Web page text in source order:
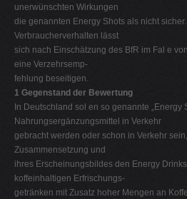
unerwünschten Wirkungen
die genannten Energy Shots als nicht
Verbraucherverhalten lässt
sich nach Einschätzung des BfR im Fal e
eine Verzehrsemp-
fehlung beseitigen.
1 Gegenstand der Bewertung
In Deutschland sol en so genannte „Energy
Nahrungsergänzungsmittel in Verkehr
gebracht werden oder schon in Verkehr
Zusammensetzung und
ihres Erscheinungsbildes den Energy
koffeinhaltigen Erfrischungs-
getränken mit Zusatz hoher Mengen an